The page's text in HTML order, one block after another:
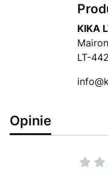
KIKA
LT-
Opinie